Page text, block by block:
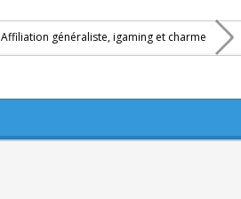
Affiliation généraliste, igaming et charme